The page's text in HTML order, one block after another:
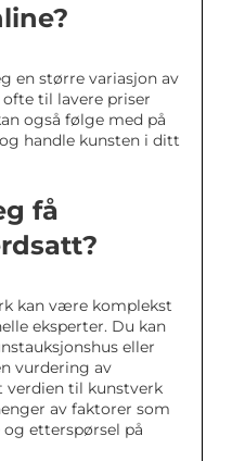
en større variasjon av
til lavere priser
også følge med på
handle kunsten i ditt
få
kan være komplekst
eksperter. Du kan
eller
vurdering av
verdien til kunstverk
av faktorer som
og etterspørsel på